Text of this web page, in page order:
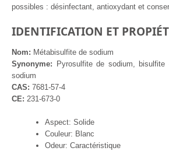
possibles : désinfectant, antioxydant et
IDENTIFICATION ET
Nom: Métabisulfite de sodium
Synonyme: Pyrosulfite de sodium,
sodium
CAS: 7681-57-4
CE: 231-673-0
Aspect: Solide
Couleur: Blanc
Odeur: Caractéristique